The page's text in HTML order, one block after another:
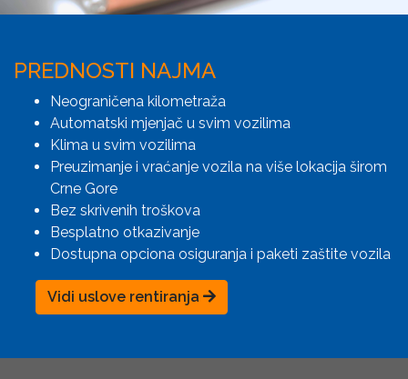
PREDNOSTI NAJMA
Neograničena kilometraža
Automatski mjenjač u svim vozilima
Klima u svim vozilima
Preuzimanje i vraćanje vozila na više lokacija širom
Crne Gore
Bez skrivenih troškova
Besplatno otkazivanje
Dostupna opciona osiguranja i paketi zaštite vozila
Vidi uslove rentiranja